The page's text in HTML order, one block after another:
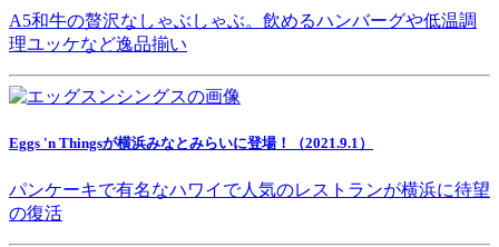
A5和牛の贅沢なしゃぶしゃぶ。飲めるハンバーグや低温調
理ユッケなど逸品揃い
Eggs 'n Thingsが横浜みなとみらいに登場！（2021.9.1）
パンケーキで有名なハワイで人気のレストランが横浜に待望
の復活